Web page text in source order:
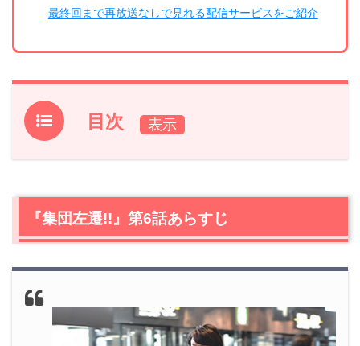
最終回まで再放送なしで見れる配信サービスをご紹介
目次
1.『集団左遷!!』第6話あらすじ
2.1ノルマ達成まであと25億
2.2頭取に呼び出される
2.4
片岡（福山雅治）、本部へ
『集団左遷!!』第6話あらすじ